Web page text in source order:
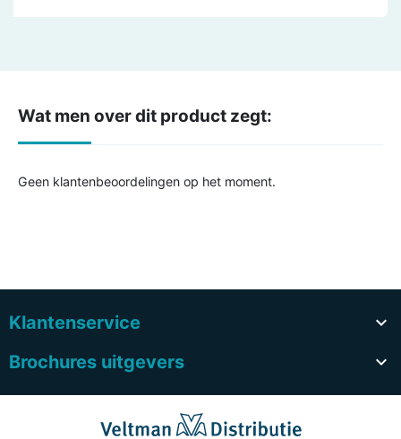
Wat men over dit product zegt:
Geen klantenbeoordelingen op het moment.
Klantenservice

Brochures uitgevers
